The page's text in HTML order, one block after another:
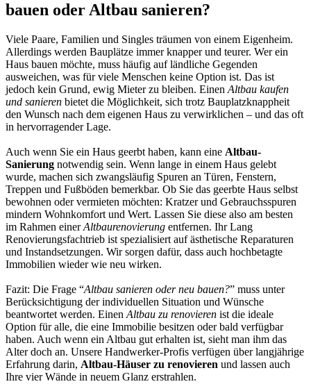
bauen oder Altbau sanieren?
Viele Paare, Familien und Singles träumen von einem Eigenheim.
Allerdings werden Bauplätze immer knapper und teurer. Wer ein
Haus bauen möchte, muss häufig auf ländliche Gegenden
ausweichen, was für viele Menschen keine Option ist. Das ist
jedoch kein Grund, ewig Mieter zu bleiben. Einen Altbau kaufen
und sanieren bietet die Möglichkeit, sich trotz Bauplatzknappheit
den Wunsch nach dem eigenen Haus zu verwirklichen – und das oft
in hervorragender Lage.
Auch wenn Sie ein Haus geerbt haben, kann eine Altbau-
Sanierung notwendig sein. Wenn lange in einem Haus gelebt
wurde, machen sich zwangsläufig Spuren an Türen, Fenstern,
Treppen und Fußböden bemerkbar. Ob Sie das geerbte Haus selbst
bewohnen oder vermieten möchten: Kratzer und Gebrauchsspuren
mindern Wohnkomfort und Wert. Lassen Sie diese also am besten
im Rahmen einerAltbaurenovierung entfernen. Ihr Lang
Renovierungsfachtrieb ist spezialisiert auf ästhetische Reparaturen
und Instandsetzungen. Wir sorgen dafür, dass auch hochbetagte
Immobilien wieder wie neu wirken.
Fazit: Die Frage “Altbau sanieren oder neu bauen?” muss unter
Berücksichtigung der individuellen Situation und Wünsche
beantwortet werden. Einen Altbau zu renovieren ist die ideale
Option für alle, die eine Immobilie besitzen oder bald verfügbar
haben. Auch wenn ein Altbau gut erhalten ist, sieht man ihm das
Alter doch an. Unsere Handwerker-Profis verfügen über langjährige
Erfahrung darin, Altbau-Häuser zu renovieren und lassen auch
Ihre vier Wände in neuem Glanz erstrahlen.